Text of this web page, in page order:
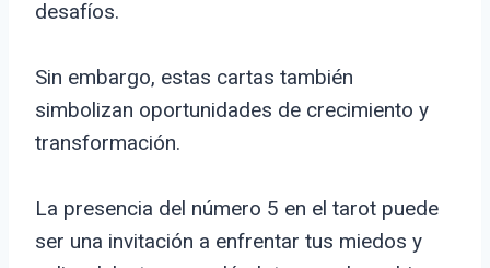
desafíos.
Sin embargo, estas cartas también
simbolizan oportunidades de crecimiento y
transformación.
La presencia del número 5 en el tarot puede
ser una invitación a enfrentar tus miedos y